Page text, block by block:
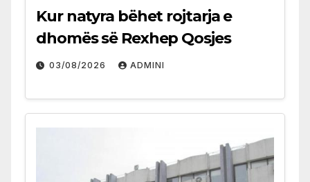
Kur natyra bëhet rojtarja e
dhomës së Rexhep Qosjes
03/08/2026 ADMINI